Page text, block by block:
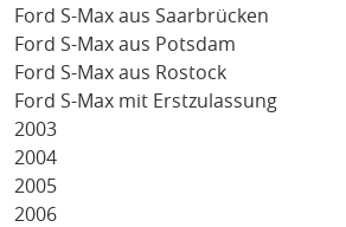
Ford S-Max aus Saarbrücken
Ford S-Max aus Potsdam
Ford S-Max aus Rostock
Ford S-Max mit Erstzulassung
2003
2004
2005
2006